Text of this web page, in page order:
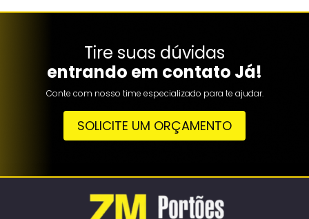
Tire suas dúvidas
entrando em contato Já!
Conte com nosso time especializado para te ajudar.
SOLICITE UM ORÇAMENTO